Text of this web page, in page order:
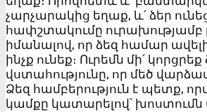
չարչարակից եղաք, և՛ ձեր
հափշտակումը ուրախությամբ
իմանալով, որ ձեզ համար ավելի
ինչք ունեք։ Ուրեմն մի՛ կորցրեք
վստահությունը, որ մեծ
Ձեզ համբերություն է պետք,
կամքը կատարելով՝